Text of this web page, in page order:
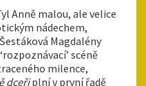
Anně malou, ale velice
nádechem,
Magdalény
scéně
milence,
dceřiplní v první řadě